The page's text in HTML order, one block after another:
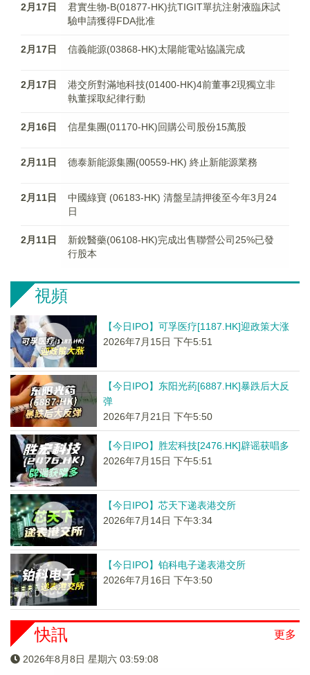
2月17日
君實生物-B(01877-HK)抗TIGIT單抗注射液臨床試
驗申請獲得FDA批准
2月17日 信義能源(03868-HK)太陽能電站協議完成
2月17日
港交所對滿地科技(01400-HK)4前董事2現獨立非
執董採取紀律行動
2月16日 信星集團(01170-HK)回購公司股份15萬股
2月11日 德泰新能源集團(00559-HK) 終止新能源業務
2月11日
中國綠寶 (06183-HK) 清盤呈請押後至今年3月24
日
2月11日
新銳醫藥(06108-HK)完成出售聯營公司25%已發
行股本
視頻
【今日IPO】可孚医疗[1187.HK]迎政策大涨
2026年7月15日 下午5:51
【今日IPO】东阳光药[6887.HK]暴跌后大反
弹
2026年7月21日 下午5:50
【今日IPO】胜宏科技[2476.HK]辟谣获唱多
2026年7月15日 下午5:51
【今日IPO】芯天下递表港交所
2026年7月14日 下午3:34
【今日IPO】铂科电子递表港交所
2026年7月16日 下午3:50
更多
快訊
2026年8月8日 星期六 03:59:08